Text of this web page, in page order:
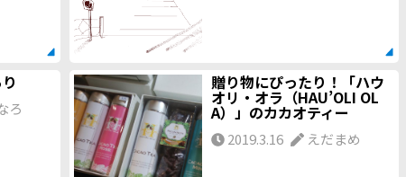
ろ
贈り物にぴったり！「ハウ
オリ・オラ（HAU’OLI OL
A）」のカカオティー
2019.3.16 えだまめ